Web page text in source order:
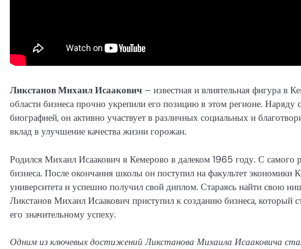
Ликстанов Михаил Исаакович – известная и влиятельная фигура в
области бизнеса прочно укрепили его позицию в этом регионе. Наряду
биографией, он активно участвует в различных социальных и
вклад в улучшение качества жизни горожан.
Родился Михаил Исаакович в Кемерово в далеком 1965 году. С самого
бизнеса. После окончания школы он поступил на факультет экономики
университета и успешно получил свой диплом. Стараясь найти свою
Ликстанов Михаил Исаакович приступил к созданию бизнеса, который
его значительному успеху.
Одним из ключевых достижений Ликстанова Михаила Исааковича